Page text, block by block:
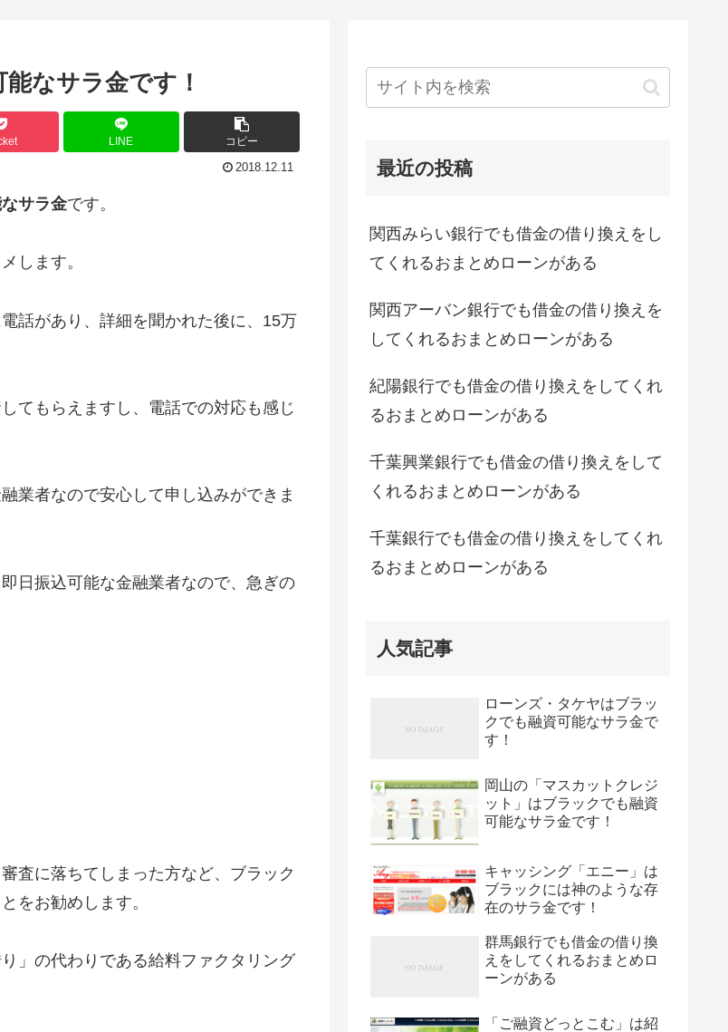
なサラ金です！
LINE コピー
2018.12.11
サラ金です。
します。
話があり、詳細を聞かれた後に、15万
てもらえますし、電話での対応も感じ
業者なので安心して申し込みができま
日振込可能な金融業者なので、急ぎの
査に落ちてしまった方など、ブラック
をお勧めします。
」の代わりである給料ファクタリング
最近の投稿
関西みらい銀行でも借金の借り換えをし
てくれるおまとめローンがある
関西アーバン銀行でも借金の借り換えを
してくれるおまとめローンがある
紀陽銀行でも借金の借り換えをしてくれ
るおまとめローンがある
千葉興業銀行でも借金の借り換えをして
くれるおまとめローンがある
千葉銀行でも借金の借り換えをしてくれ
るおまとめローンがある
人気記事
ローンズ・タケヤはブラッ
クでも融資可能なサラ金で
す！
岡山の「マスカットクレジ
ット」はブラックでも融資
可能なサラ金です！
キャッシング「エニー」は
ブラックには神のような存
在のサラ金です！
群馬銀行でも借金の借り換
えをしてくれるおまとめロ
ーンがある
「ご融資どっとこむ」は紹